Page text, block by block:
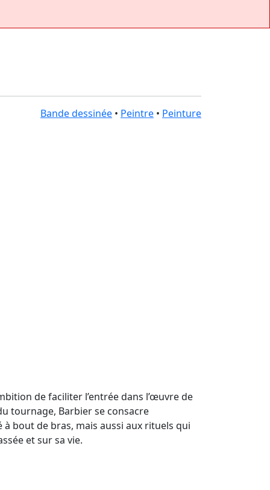
Bande dessinée • Peintre • Peinture
de faciliter l’entrée dans l’œuvre de
tournage, Barbier se consacre
bout de bras, mais aussi aux rituels qui
et sur sa vie.